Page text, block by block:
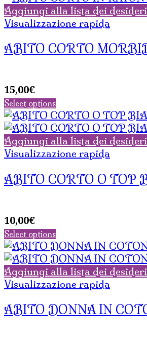
Aggiungi alla lista dei desideri
Visualizzazione rapida
ABITO CORTO
15,00€
Select options
Aggiungi alla lista dei desideri
Visualizzazione rapida
ABITO CORTO O TOP
10,00€
Select options
Aggiungi alla lista dei desideri
Visualizzazione rapida
ABITO DONNA IN